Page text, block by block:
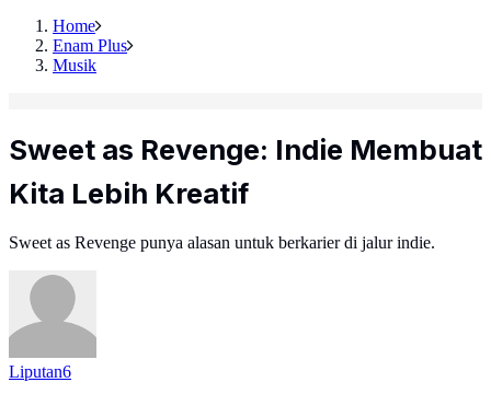
Home
Enam Plus
Musik
Sweet as Revenge: Indie Membuat
Kita Lebih Kreatif
Sweet as Revenge punya alasan untuk berkarier di jalur indie.
Liputan6